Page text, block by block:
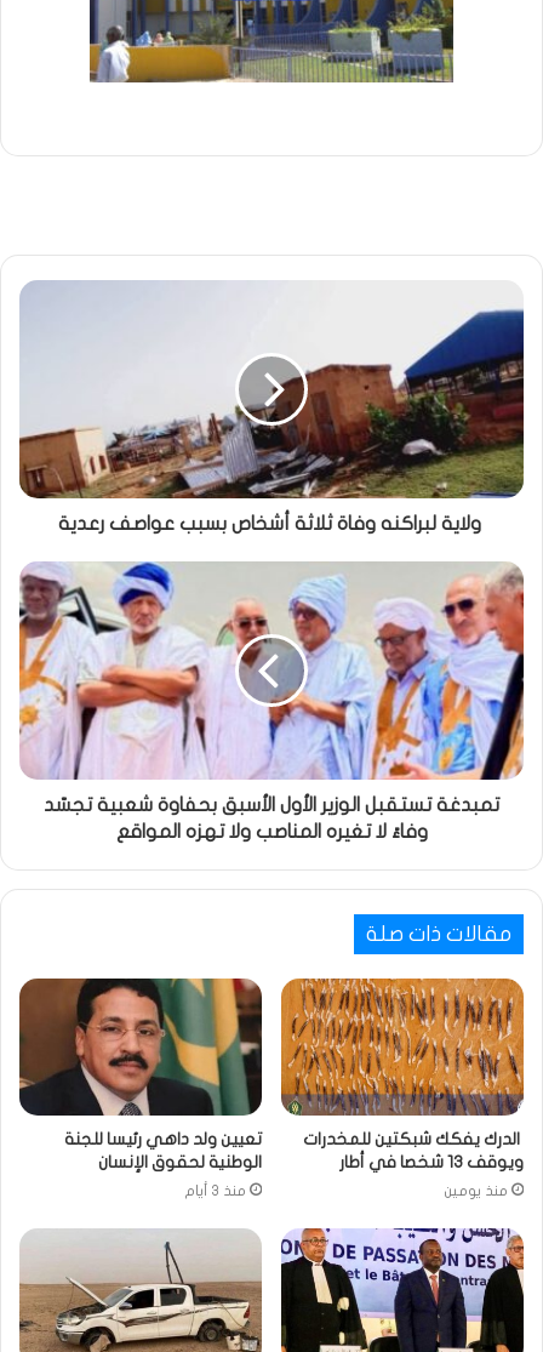
ولاية لبراكنه وفاة ثلاثة أشخاص بسبب عواصف رعدية
تمبدغة تستقبل الوزير الأول الأسبق بحفاوة شعبية تجسّد
وفاءً لا تغيره المناصب ولا تهزه المواقع
مقالات ذات صلة
الدرك يفكك شبكتين للمخدرات
ويوقف 13 شخصا في أطار
منذ يومين
تعيين ولد داهي رئيسا للجنة
الوطنية لحقوق الإنسان
منذ 3 أيام